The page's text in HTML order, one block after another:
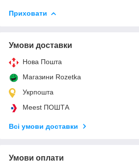
Приховати
Умови доставки
Нова Пошта
Магазини Rozetka
Укрпошта
Meest ПОШТА
Всі умови доставки
Умови оплати